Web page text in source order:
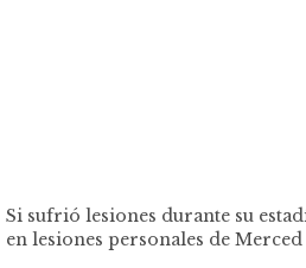
Si sufrió lesiones durante su
en lesiones personales de